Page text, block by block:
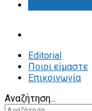
Editorial
Ποιοι είμαστε
Επικοινωνία
Αναζήτηση...